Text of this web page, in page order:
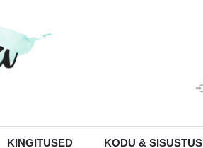
KINGITUSED KODU & SISUSTUS